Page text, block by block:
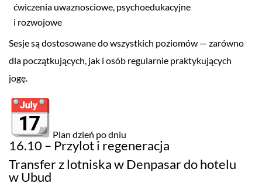
ćwiczenia uwaznosciowe, psychoedukacyjne
i rozwojowe
Sesje są dostosowane do wszystkich poziomów — zarówno
dla początkujących, jak i osób regularnie praktykujących
jogę.
Plan dzień po dniu
16.10 – Przylot i regeneracja
Transfer z lotniska w Denpasar do hotelu
w Ubud